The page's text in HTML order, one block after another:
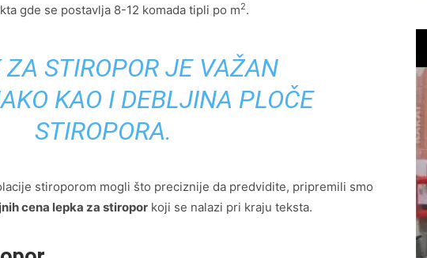
gde se postavlja 8-12 komada tipli po m2.
ZA STIROPOR JE VAŽAN
KAO I DEBLJINA PLOČE
STIROPORA.
stiroporom mogli što preciznije da predvidite, pripremili smo
cena lepka za stiropor koji se nalazi pri kraju teksta.